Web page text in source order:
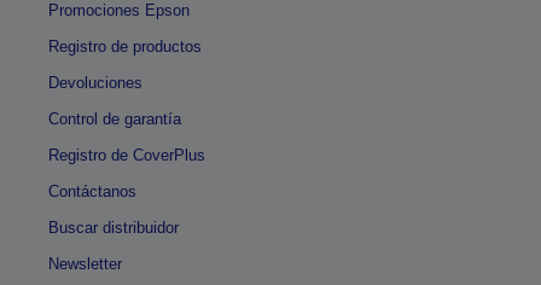
Promociones Epson
Registro de productos
Devoluciones
Control de garantía
Registro de CoverPlus
Contáctanos
Buscar distribuidor
Newsletter